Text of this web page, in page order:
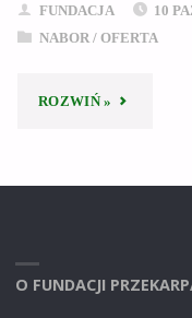
FUNDACJA
10
NABOR / OFERTA
ROZWIŃ »
RYNKU
O FUNDACJI